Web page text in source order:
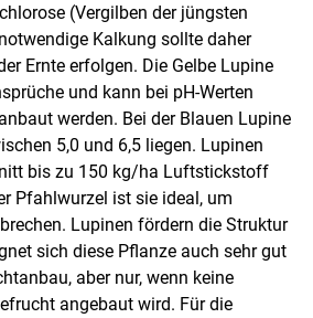
(Vergilben der jüngsten
Kalkung sollte daher
Ernte erfolgen. Die Gelbe Lupine
und kann bei pH-Werten
werden. Bei der Blauen Lupine
5,0 und 6,5 liegen. Lupinen
bis zu 150 kg/ha Luftstickstoff
Pfahlwurzel ist sie ideal, um
Lupinen fördern die Struktur
sich diese Pflanze auch sehr gut
aber nur, wenn keine
angebaut wird. Für die